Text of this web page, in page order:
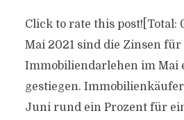
Click to rate this post![Total:
Mai 2021 sind die Zinsen für
Immobiliendarlehen im Mai
gestiegen.
Juni rund ein Prozent für